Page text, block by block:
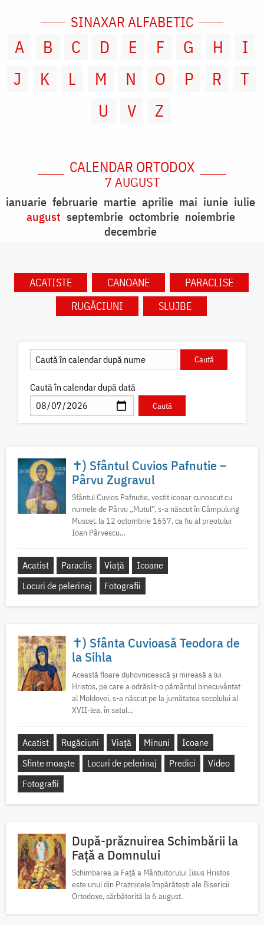
SINAXAR ALFABETIC
A B C D E F G H
I
J
K L M N O P R
T
U
V Z
CALENDAR ORTODOX
7 AUGUST
ianuarie februarie martie aprilie mai iunie iulie
august septembrie octombrie noiembrie
decembrie
ACATISTE CANOANE
PARACLISE
RUGĂCIUNI
SLUJBE
Caută în calendar după dată
✝) Sfântul Cuvios Pafnutie –
Pârvu Zugravul
Sfântul Cuvios Pafnutie, vestit iconar cunoscut cu
numele de Pârvu „Mutul”, s-a născut în Câmpulung
Muscel, la 12 octombrie 1657, ca fiu al preotului
Ioan Pârvescu...
Acatist Paraclis Viață
Icoane
Locuri de pelerinaj
Fotografii
✝) Sfânta Cuvioasă Teodora de
la Sihla
Această floare duhovnicească și mireasă a lui
Hristos, pe care a odrăslit-o pământul binecuvântat
al Moldovei, s-a născut pe la jumătatea secolului al
XVII-lea, în satul...
Acatist Rugăciuni Viață Minuni
Icoane
Sfinte moaște
Locuri de pelerinaj Predici
Video
Fotografii
După-prăznuirea Schimbării la
Față a Domnului
Schimbarea la Față a Mântuitorului Iisus Hristos
este unul din Praznicele împărătești ale Bisericii
Ortodoxe, sărbătorită la 6 august.